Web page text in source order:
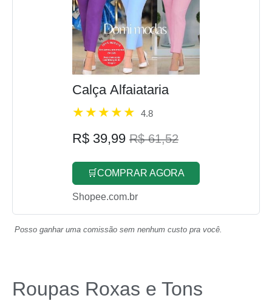
Calça Alfaiataria
4.8
R$ 39,99 R$ 61,52
🛒COMPRAR AGORA
Shopee.com.br
Posso ganhar uma comissão sem nenhum custo pra você.
Roupas Roxas e Tons